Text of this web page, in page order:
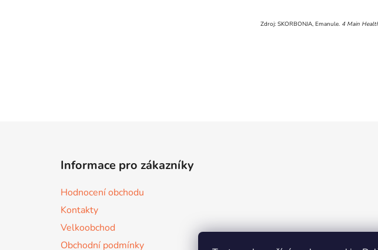
Zdroj: SKORBONJA, Emanule. 4 Main
Informace pro zákazníky
Hodnocení obchodu
Kontakty
Velkoobchod
Obchodní podmínky